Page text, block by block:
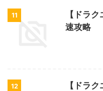
11
【ドラ
速攻略
12
【ドラ